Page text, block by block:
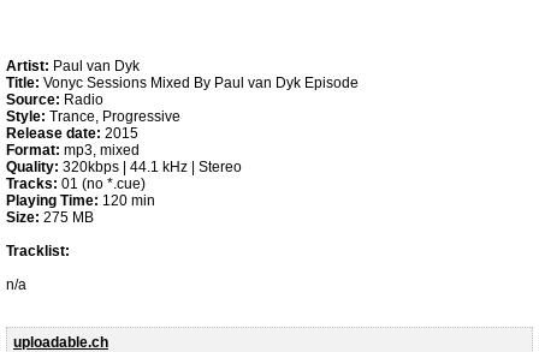
Artist: Paul van Dyk
Title: Vonyc Sessions Mixed By Paul van Dyk Episode
Source: Radio
Style: Trance, Progressive
Release date: 2015
Format: mp3, mixed
Quality: 320kbps | 44.1 kHz | Stereo
Tracks: 01 (no *.cue)
Playing Time: 120 min
Size: 275 MB
Tracklist:
n/a
uploadable.ch